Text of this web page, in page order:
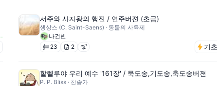
-
서주와 사자왕의 행진 / 연주버젼 (초급)
생상스 (C. Saint-Saens) · 동물의 사육제
나건반
23 2 기초
할렐루야 우리 예수 '161장' / 묵도송,기도송,축도송버젼
P. P. Bliss · 찬송가